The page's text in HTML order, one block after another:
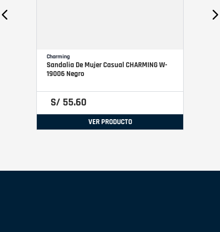
Charming
Sandalia De Mujer Casual CHARMING W-
19006 Negro
S/ 55.60
VER PRODUCTO